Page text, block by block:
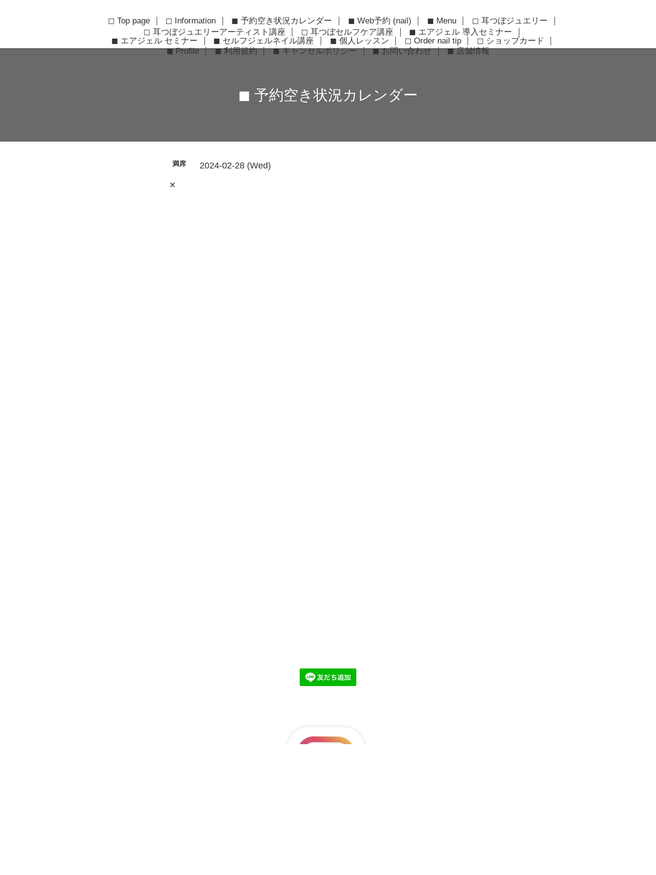
◻︎ Top page ◻︎ Information ◼︎ 予約空き状況カレンダー ◼︎ Web予約 (nail) ◼︎ Menu
◻︎ 耳つぼジュエリー
◻︎ 耳つぼジュエリーアーティスト講座
◻︎ 耳つぼセルフケア講座
◼︎ エアジェル 導入セミナー
◼︎ エアジェル セミナー
◼︎ セルフジェルネイル講座 ◼︎ 個人レッスン ◻︎ Order nail tip
◻︎ ショップカード
◼︎ Profile
◼︎ 利用規約 ◼︎ キャンセルポリシー ◼︎ お問い合わせ ◼︎ 店舗情報
◼︎ 予約空き状況カレンダー
満席 2024-02-28 (Wed)
×